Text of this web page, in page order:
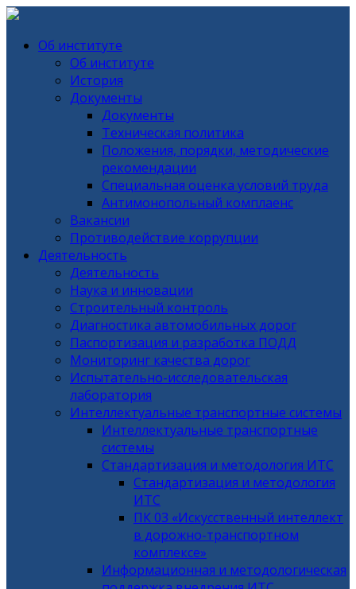
Об институте
Об институте
История
Документы
Документы
Техническая политика
Положения, порядки, методические
рекомендации
Специальная оценка условий труда
Антимонопольный комплаенс
Вакансии
Противодействие коррупции
Деятельность
Деятельность
Наука и инновации
Строительный контроль
Диагностика автомобильных дорог
Паспортизация и разработка ПОДД
Мониторинг качества дорог
Испытательно-исследовательская
лаборатория
Интеллектуальные транспортные системы
Интеллектуальные транспортные
системы
Стандартизация и методология ИТС
Стандартизация и методология
ИТС
ПК 03 «Искусственный интеллект
в дорожно-транспортном
комплексе»
Информационная и методологическая